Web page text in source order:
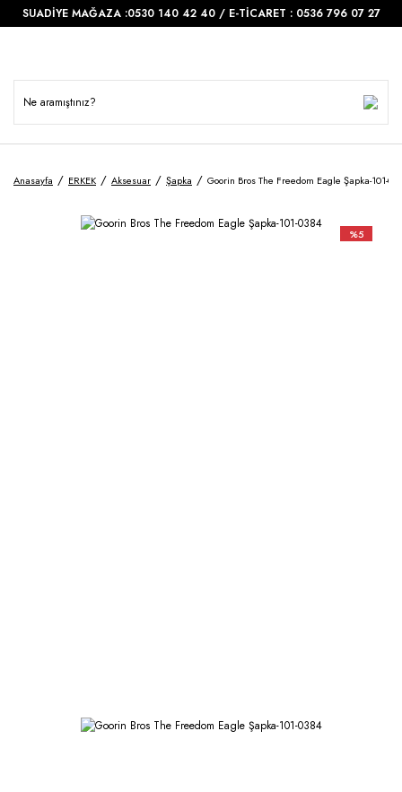
SUADİYE MAĞAZA :0530 140 42 40 / E-TİCARET : 0536 796 07 27
Anasayfa ERKEK Aksesuar Şapka Goorin Bros The Freedom Eagle Şapka-101-
%5